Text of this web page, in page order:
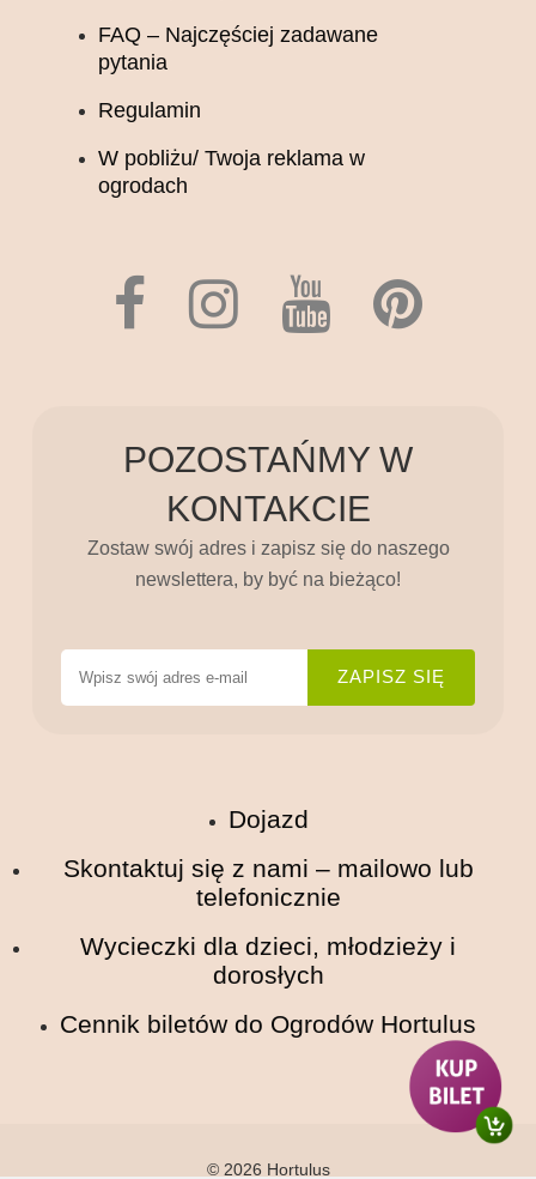
FAQ – Najczęściej zadawane
pytania
Regulamin
W pobliżu/ Twoja reklama w
ogrodach
POZOSTAŃMY W
KONTAKCIE
Zostaw swój adres i zapisz się do naszego
newslettera, by być na bieżąco!
Dojazd
Skontaktuj się z nami – mailowo lub
telefonicznie
Wycieczki dla dzieci, młodzieży i
dorosłych
Cennik biletów do Ogrodów Hortulus
© 2026 Hortulus